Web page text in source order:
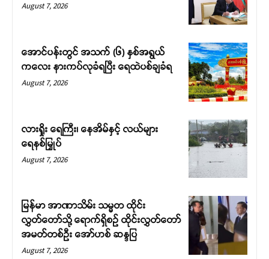
August 7, 2026
အောင်ပန်းတွင် အသက် (၆) နှစ်အရွယ်
ကလေး နားကပ်လုခံရပြီး ရေထဲပစ်ချခံရ
August 7, 2026
လားရှိုး ရေကြီး၊ နေအိမ်နှင့် လယ်များ
ရေနစ်မြှုပ်
August 7, 2026
မြန်မာ အာဏာသိမ်း သမ္မတ ထိုင်း
လွှတ်တော်သို့ ရောက်ရှိစဉ် ထိုင်းလွှတ်တော်
အမတ်တစ်ဦး အော်ဟစ် ဆန္ဒပြ
August 7, 2026